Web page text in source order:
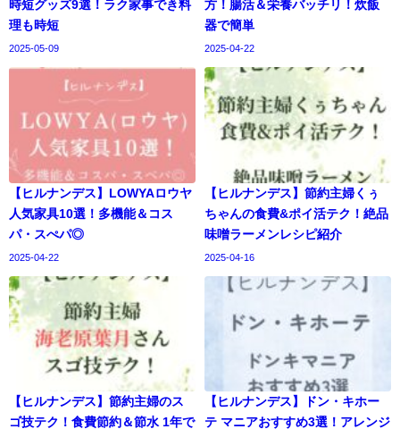
時短グッズ9選！ラク家事でき料
理も時短
2025-05-09
方！腸活＆栄養バッチリ！炊飯
器で簡単
2025-04-22
【ヒルナンデス】LOWYAロウヤ
人気家具10選！多機能＆コス
パ・スぺパ◎
2025-04-22
【ヒルナンデス】節約主婦くぅ
ちゃんの食費&ポイ活テク！絶品
味噌ラーメンレシピ紹介
2025-04-16
【ヒルナンデス】節約主婦のス
ゴ技テク！食費節約＆節水 1年で
【ヒルナンデス】ドン・キホー
テ マニアおすすめ3選！アレンジ